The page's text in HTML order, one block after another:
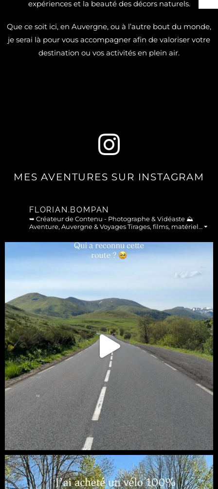
expériences et la beauté des décors naturels.
Que ce soit ici, en Auvergne, ou à l’autre bout du monde,
je serai là pour vous accompagner afin de valoriser votre
destination ou vos activités en plein air.
MES AVENTURES SUR INSTAGRAM
FLORIAN.BOMPAN
➥ Créateur de Contenu - Photographe & Vidéaste ⛰︎
Aventure, Auvergne & VoyagesTirages, films, matériel… ⏷